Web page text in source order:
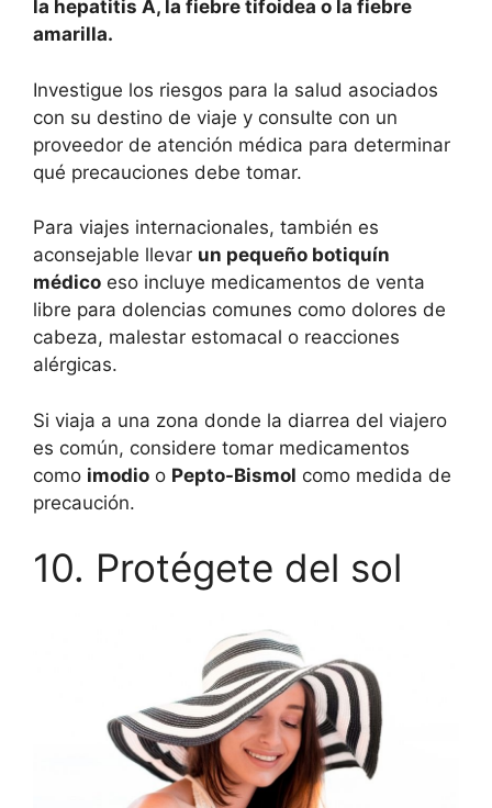
la hepatitis A, la fiebre tifoidea o la fiebre
amarilla.
Investigue los riesgos para la salud asociados
con su destino de viaje y consulte con un
proveedor de atención médica para determinar
qué precauciones debe tomar.
Para viajes internacionales, también es
aconsejable llevar un pequeño botiquín
médico eso incluye medicamentos de venta
libre para dolencias comunes como dolores de
cabeza, malestar estomacal o reacciones
alérgicas.
Si viaja a una zona donde la diarrea del viajero
es común, considere tomar medicamentos
como imodio o Pepto-Bismol como medida de
precaución.
10. Protégete del sol